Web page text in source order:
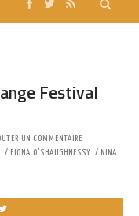
Festival
UN COMMENTAIRE
FIONA O'SHAUGHNESSY
NINA